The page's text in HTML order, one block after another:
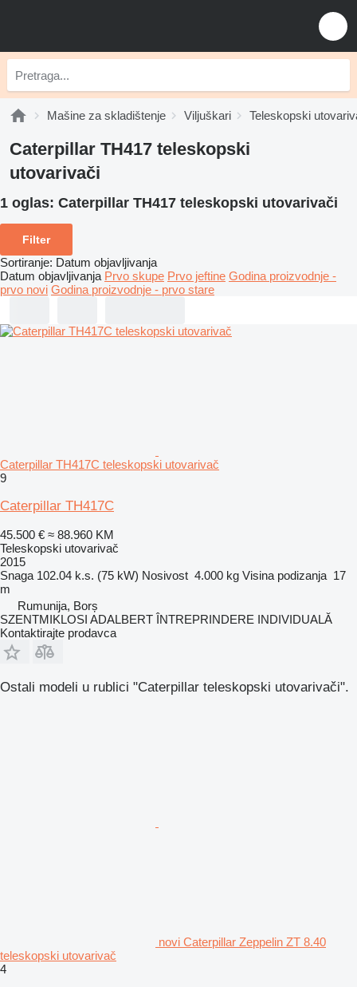
Mašine za skladištenje Viljuškari Teleskopski
Caterpillar TH417 teleskopski
utovarivači
1 oglas: Caterpillar TH417 teleskopski utovarivači
Filter
Sortiranje: Datum objavljivanja
Datum objavljivanja Prvo skupe Prvo jeftine Godina proizvodnje -
prvo novi Godina proizvodnje - prvo stare
Caterpillar TH417C teleskopski utovarivač
9
Caterpillar TH417C
45.500 € ≈ 88.960 KM
Teleskopski utovarivač
2015
Snaga 102.04 k.s. (75 kW) Nosivost 4.000 kg Visina podizanja 17
m
Rumunija, Borș
SZENTMIKLOSI ADALBERT ÎNTREPRINDERE INDIVIDUALĂ
Kontaktirajte prodavca
Ostali modeli u rublici "Caterpillar teleskopski utovarivači".
novi Caterpillar Zeppelin ZT 8.40
teleskopski utovarivač
4